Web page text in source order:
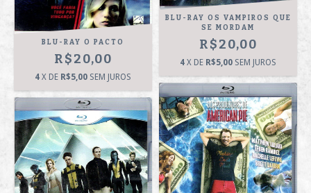
BLU-RAY O PACTO
R$20,00
4 X DE R$5,00 SEM JUROS
BLU-RAY OS VAMPIROS QUE
SE MORDAM
R$20,00
4 X DE R$5,00 SEM JUROS